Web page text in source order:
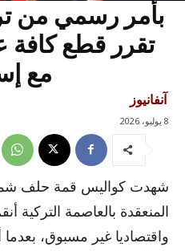
بأمر رسمي من
تقرر قطع كافة
مع
آنفانيوز
8 يوليو، 2026
شهدت كواليس قمة حلف
المنعقدة بالعاصمة التركية
واقتصاديا غير مسبوق،